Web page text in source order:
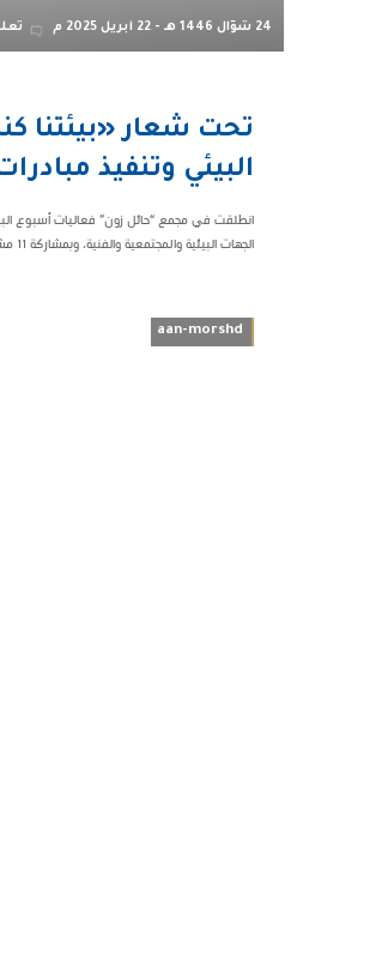
24 شوّال 1446 هـ - 22 أبريل 2025 م
البيئي وتنفيذ
الجهات البيئية والمجتمعية والفنية، وبمشاركة 11 مشتلاً وجمعية بيئية، ...
aan-morshd